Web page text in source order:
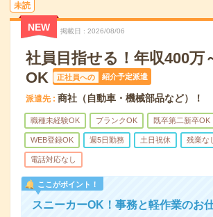
未読
NEW 掲載日 2026/08/06
社員目指せる！年収400万
OK
正社員への 紹介予定派遣
派遣先 商社（自動車・機械部品など）！
職種未経験OK ブランクOK 既卒第二新卒OK
WEB登録OK 週5日勤務 土日祝休 残業な
電話対応なし
ここがポイント！
スニーカーOK！事務と軽作業のお